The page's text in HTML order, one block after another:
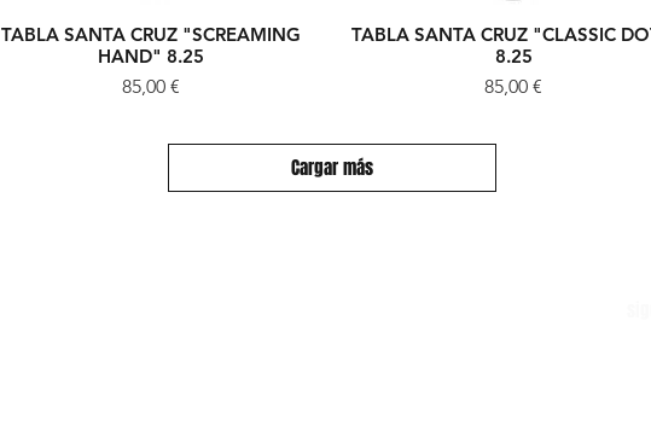
Vista rápida
TABLA SANTA CRUZ "SCREAMING
HAND" 8.25
Precio
85,00 €
Vista rápida
TABLA SANTA CRUZ "CLASSIC
8.25
Precio
85,00 €
Cargar más